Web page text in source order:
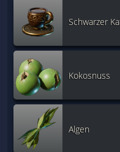
Schwarzer
Kokosnuss
Algen